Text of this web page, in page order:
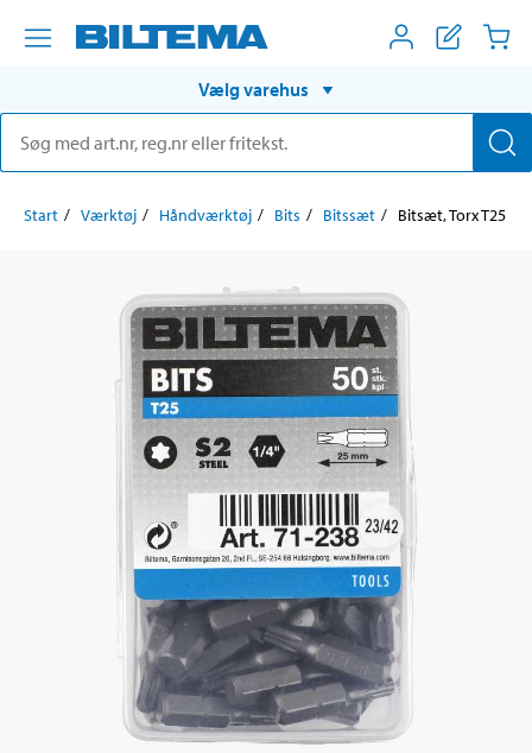
Vælg varehus
Start Værktøj Håndværktøj Bits Bitssæt Bitsæt, Torx T25